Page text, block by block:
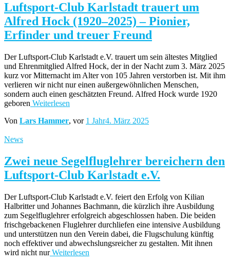
Luftsport-Club Karlstadt trauert um
Alfred Hock (1920–2025) – Pionier,
Erfinder und treuer Freund
Der Luftsport-Club Karlstadt e.V. trauert um sein ältestes Mitglied
und Ehrenmitglied Alfred Hock, der in der Nacht zum 3. März 2025
kurz vor Mitternacht im Alter von 105 Jahren verstorben ist. Mit ihm
verlieren wir nicht nur einen außergewöhnlichen Menschen,
sondern auch einen geschätzten Freund. Alfred Hock wurde 1920
geboren Weiterlesen
Von Lars Hammer, vor 1 Jahr4. März 2025
News
Zwei neue Segelfluglehrer bereichern den
Luftsport-Club Karlstadt e.V.
Der Luftsport-Club Karlstadt e.V. feiert den Erfolg von Kilian
Halbritter und Johannes Bachmann, die kürzlich ihre Ausbildung
zum Segelfluglehrer erfolgreich abgeschlossen haben. Die beiden
frischgebackenen Fluglehrer durchliefen eine intensive Ausbildung
und unterstützen nun den Verein dabei, die Flugschulung künftig
noch effektiver und abwechslungsreicher zu gestalten. Mit ihnen
wird nicht nurWeiterlesen